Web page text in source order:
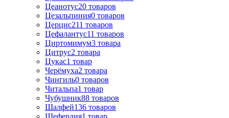
Цеанотус20 товаров
Цезальпиния0 товаров
Церцис211 товаров
Цефалантус11 товаров
Циртомимум3 товара
Цитрус2 товара
Цукас1 товар
Черёмуха2 товара
Чингиль0 товаров
Читальпа1 товар
Чубушник88 товаров
Шалфей136 товаров
Шефердия1 товар